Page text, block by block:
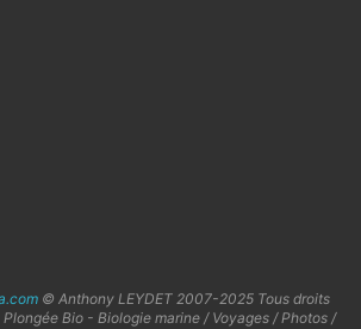
© Anthony LEYDET 2007-2025 Tous droits
Bio - Biologie marine / Voyages / Photos /